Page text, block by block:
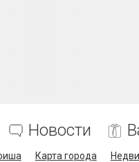
Новости
Карта города